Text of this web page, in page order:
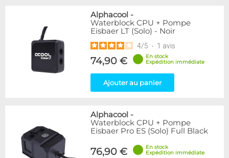
Alphacool -
Waterblock CPU + Pompe
Eisbaer LT (Solo) - Noir
4/5 - 1 avis
74,90 €
En stock
Expédition immédiate
Ajouter au panier
Alphacool -
Waterblock CPU + Pompe
Eisbaer Pro ES (Solo) Full Black
76,90 €
En stock
Expédition immédiate